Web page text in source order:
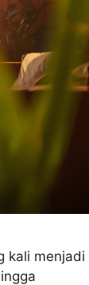
kali menjadi